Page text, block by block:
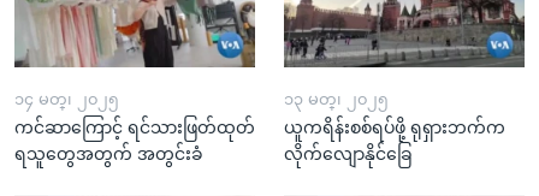
၁၄ မတ္၊ ၂၀၂၅
ကင်ဆာကြောင့် ရင်သားဖြတ်ထုတ်
ရသူတွေအတွက် အတွင်းခံ
၁၃ မတ္၊ ၂၀၂၅
ယူကရိန်းစစ်ရပ်ဖို့ ရုရှားဘက်က
လိုက်လျောနိုင်ခြေ